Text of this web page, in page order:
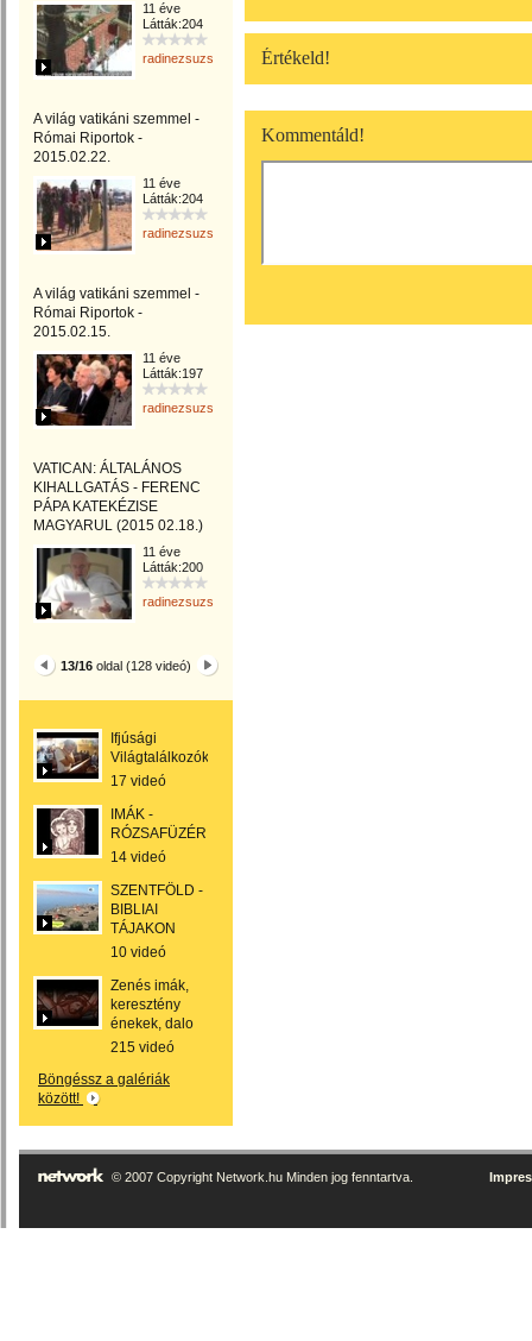
11 éve
Látták:204
radinezsuzsa
A világ vatikáni szemmel -
Római Riportok -
2015.02.22.
11 éve
Látták:204
radinezsuzsa
A világ vatikáni szemmel -
Római Riportok -
2015.02.15.
11 éve
Látták:197
radinezsuzsa
VATICAN: ÁLTALÁNOS
KIHALLGATÁS - FERENC
PÁPA KATEKÉZISE
MAGYARUL (2015 02.18.)
11 éve
Látták:200
radinezsuzsa
13/16 oldal (128 videó)
Ifjúsági
Világtalálkozók
17 videó
IMÁK -
RÓZSAFÜZÉR
14 videó
SZENTFÖLD -
BIBLIAI
TÁJAKON
10 videó
Zenés imák,
keresztény
énekek, dalo
215 videó
Böngéssz a galériák
között!
Értékeld!
Kommentáld!
© 2007 Copyright Network.hu Minden jog fenntartva.